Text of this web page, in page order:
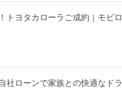
トヨタカローラご成約｜モビロ
社ローンで家族との快適なドラ